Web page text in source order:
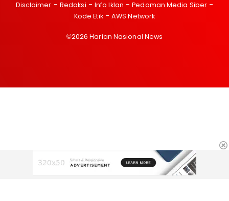
Disclaimer Redaksi Info Iklan
Pedoman Media Siber
Kode Etik
AWS Network
©2026 Harian Nasional News